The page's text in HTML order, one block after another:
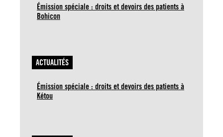
Émission spéciale : droits et devoirs des patients à
Bohicon
ACTUALITÉS
Émission spéciale : droits et devoirs des patients à
Kétou